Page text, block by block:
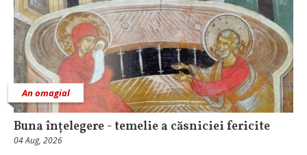
An omagial
Buna înțelegere - temelie a căsniciei fericite
04 Aug, 2026